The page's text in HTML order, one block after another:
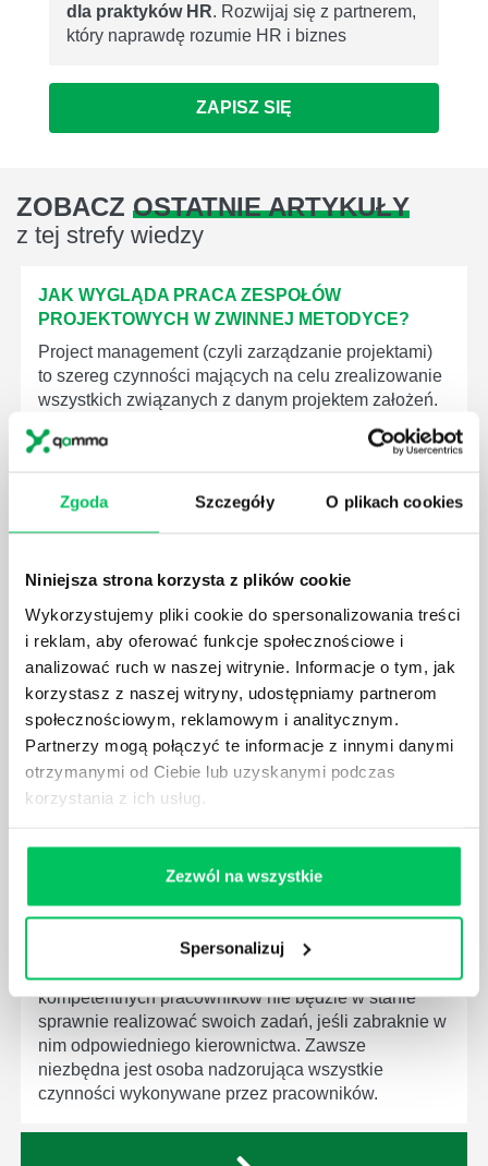
Zgoda Szczegóły O plikach cookies
Niniejsza strona korzysta z plików cookie
Wykorzystujemy pliki cookie do spersonalizowania treści
i reklam, aby oferować funkcje społecznościowe i
analizować ruch w naszej witrynie. Informacje o tym, jak
korzystasz z naszej witryny, udostępniamy partnerom
społecznościowym, reklamowym i analitycznym.
Partnerzy mogą połączyć te informacje z innymi danymi
otrzymanymi od Ciebie lub uzyskanymi podczas
korzystania z ich usług.
Zezwól na wszystkie
Spersonalizuj
dla praktyków HR. Rozwijaj się z partnerem,
który naprawdę rozumie HR i biznes
ZAPISZ SIĘ
ZOBACZ OSTATNIE ARTYKUŁY
z tej strefy wiedzy
JAK WYGLĄDA PRACA ZESPOŁÓW
PROJEKTOWYCH W ZWINNEJ METODYCE?
Project management (czyli zarządzanie projektami)
to szereg czynności mających na celu zrealizowanie
wszystkich związanych z danym projektem założeń.
specjalnych zespołów projektowych, a ich praca
JAKIE ZADANIA MUSZĄ ZREALIZOWAĆ
PRACOWNICY ZESPOŁU PROJEKTOWEGO?
AGILE to coraz popularniejsze w każdej większej (i
mniejszej) firmie pojęcie związane z realizacją
projektów biznesowych. Z pewnością każda osoba
zatrudniona w takim miejscu choć raz się z nim
spotkała.
JAKIE UMIEJĘTNOŚCI MENEDŻERSKIE
POWINIEN MIEĆ BRYGADZISTA?
Nawet zespół złożony z doskonale wykształconych i
kompetentnych pracowników nie będzie w stanie
sprawnie realizować swoich zadań, jeśli zabraknie w
nim odpowiedniego kierownictwa. Zawsze
niezbędna jest osoba nadzorująca wszystkie
czynności wykonywane przez pracowników.